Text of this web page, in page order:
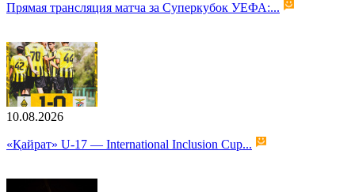
Прямая трансляция матча за Суперкубок УЕФА:...
10.08.2026
«Қайрат» U-17 — International Inclusion Cup...